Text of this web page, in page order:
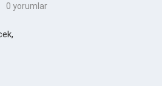
0 yorumlar